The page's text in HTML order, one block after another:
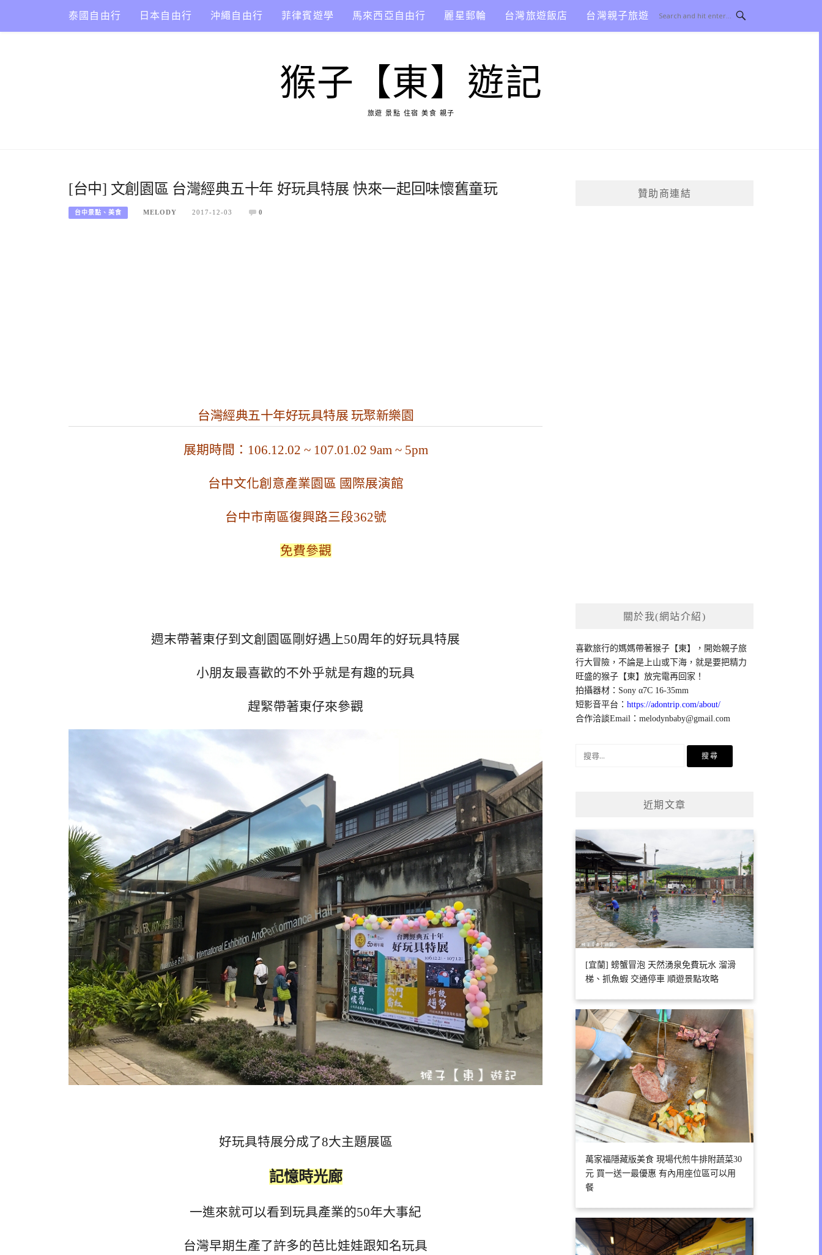
content
泰國自由行 日本自由行 沖繩自由行 菲律賓遊學 馬來西亞自由行 麗星郵輪 台灣旅遊飯店 台灣親子旅遊
猴子【東】遊記
旅遊 景點 住宿 美食 親子
[台中] 文創園區 台灣經典五十年 好玩具特展 快來一起回味懷舊童玩
台中景點、美食 MELODY 2017-12-03 0
台灣經典五十年好玩具特展 玩聚新樂園
展期時間：106.12.02 ~ 107.01.02 9am ~ 5pm
台中文化創意產業園區 國際展演館
台中市南區復興路三段362號
免費參觀
週末帶著東仔到文創園區剛好遇上50周年的好玩具特展
小朋友最喜歡的不外乎就是有趣的玩具
趕緊帶著東仔來參觀
好玩具特展分成了8大主題展區
記憶時光廊
一進來就可以看到玩具產業的50年大事紀
台灣早期生產了許多的芭比娃娃跟知名玩具
贊助商連結
關於我(網站介紹)
喜歡旅行的媽媽帶著猴子【東】，開始親子旅
行大冒險，不論是上山或下海，就是要把精力
旺盛的猴子【東】放完電再回家！
拍攝器材：Sony α7C 16-35mm
短影音平台：https://adontrip.com/about/
合作洽談Email：melodynbaby@gmail.com
近期文章
[宜蘭] 螃蟹冒泡 天然湧泉免費玩水 溜滑
梯、抓魚蝦 交通停車 順遊景點攻略
萬家福隱藏版美食 現場代煎牛排附蔬菜30
元 買一送一最優惠 有內用座位區可以用
餐